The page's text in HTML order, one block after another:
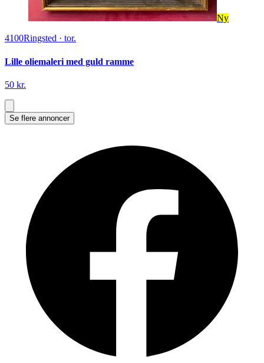
Ny
4100Ringsted · tor.
Lille oliemaleri med guld ramme
50 kr.
Se flere annoncer